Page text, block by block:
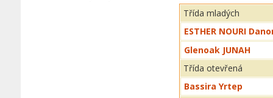
Třída mladých
ESTHER NOURI
Glenoak JUNAH
Třída otevřená
Bassira Yrtep